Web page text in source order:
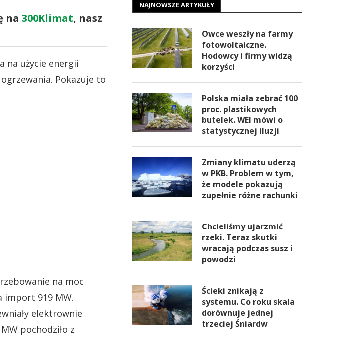
na 300Klimat, nasz
na użycie energii
Pokazuje to
na moc
import 919 MW.
elektrownie
pochodziło z
NAJNOWSZE ARTYKUŁY
Owce weszły na farmy
fotowoltaiczne.
Hodowcy i firmy widzą
korzyści
Polska miała zebrać 100
proc. plastikowych
butelek. WEI mówi o
statystycznej iluzji
Zmiany klimatu uderzą
w PKB. Problem w tym,
że modele pokazują
zupełnie różne rachunki
Chcieliśmy ujarzmić
rzeki. Teraz skutki
wracają podczas susz i
powodzi
Ścieki znikają z
systemu. Co roku skala
dorównuje jednej
trzeciej Śniardw